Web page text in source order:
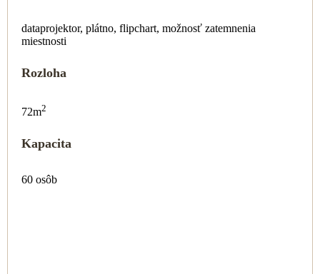
dataprojektor, plátno, flipchart, možnosť zatemnenia
miestnosti
Rozloha
72m2
Kapacita
60 osôb